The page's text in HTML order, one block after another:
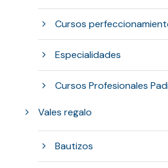
Cursos
Especialidades
Cursos Profesionales
Vales regalo
Bautizos